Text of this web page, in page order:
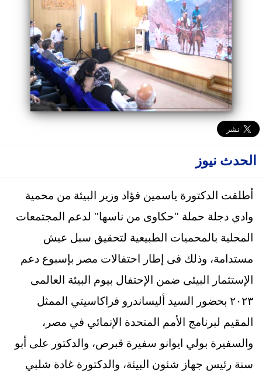
الحدث نيوز
أطلقت الدكتورة ياسمين فؤاد وزير البيئة من محمية
وادي دجلة حملة "حكاوى من ناسها" لدعم المجتمعات
المحلية بالمحميات الطبيعية لتحقيق سبل عيش
مستدامة، وذلك فى إطار احتفالات مصر بإسبوع دعم
الإستثمار البيئى ضمن الإحتفال بيوم البيئة العالمى
٢٠٢٣ بحضور السيد أليساندرو فراكاسيتي الممثل
المقيم لبرنامج الأمم المتحدة الإنمائي في مصر،
والسفيرة بولي ايوانو سفيرة قبرص، والدكتور على أبو
سنة رئيس جهاز شئون البيئة، والدكتورة غادة شلبي